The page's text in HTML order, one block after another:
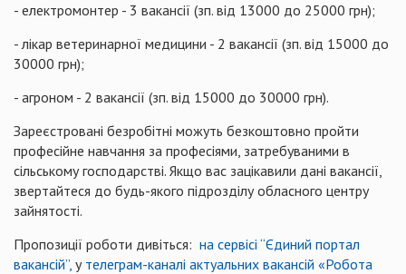
- електромонтер - 3 вакансії (зп. від 13000 до 25000 грн);
- лікар ветеринарної медицини - 2 вакансії (зп. від 15000 до
30000 грн);
- агроном - 2 вакансії (зп. від 15000 до 30000 грн).
Зареєстровані безробітні можуть безкоштовно пройти
професійне навчання за професіями, затребуваними в
сільському господарстві. Якщо вас зацікавили дані вакансії,
звертайтеся до будь-якого підрозділу обласного центру
зайнятості.
Пропозиції роботи дивіться: на сервісі “Єдиний портал
вакансій”, у телеграм-каналі актуальних вакансій «Робота